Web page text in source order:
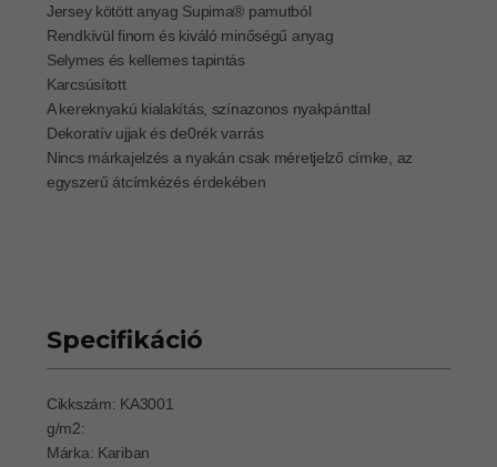
Jersey kötött anyag Supima® pamutból
Rendkívül finom és kiváló minőségű anyag
Selymes és kellemes tapintás
Karcsúsított
A kereknyakú kialakítás, színazonos nyakpánttal
Dekoratív ujjak és de0rék varrás
Nincs márkajelzés a nyakán csak méretjelző címke, az
egyszerű átcímkézés érdekében
Specifikáció
Cikkszám: KA3001
g/m2:
Márka: Kariban